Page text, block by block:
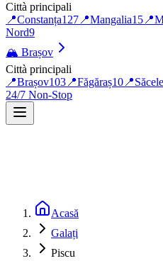
Città principali
📍Constanța127 📍Mangalia15 📍
Nord9
🏔️ Brașov
Città principali
📍Brașov103 📍Făgăraș10 📍Săcele
24/7 Non-Stop
Acasă
Galați
Piscu